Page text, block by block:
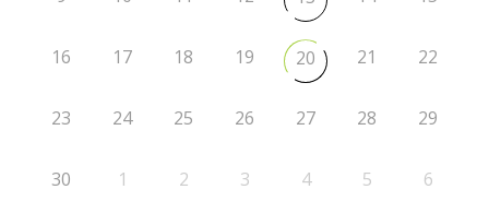
16 17 18 19 20 21 22
23 24 25 26 27 28 29
30 1 2 3 4 5 6